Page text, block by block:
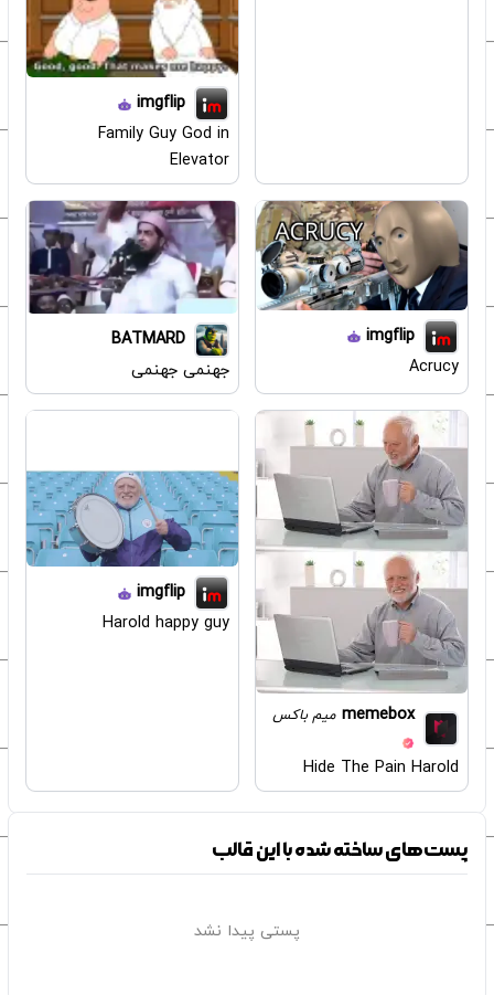
imgflip
Family Guy God in
Elevator
imgflip
Acrucy
BATMARD
جهنمی جهنمی
memebox میم باکس
Hide The Pain Harold
imgflip
Harold happy guy
پست‌های ساخته شده با این قالب
پستی پیدا نشد